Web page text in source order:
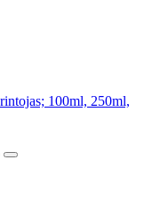
100ml, 250ml,